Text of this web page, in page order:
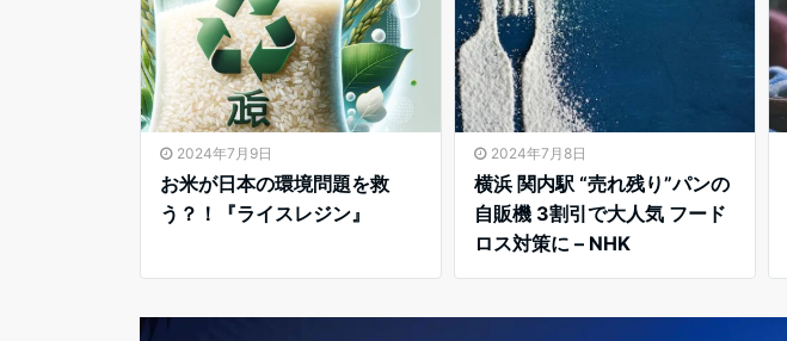
2024年7月9日
お米が日本の環境問題を救
う？！『ライスレジン』
2024年7月8日
横浜 関内駅 “売れ残り”パンの
自販機 3割引で大人気 フード
ロス対策に – NHK